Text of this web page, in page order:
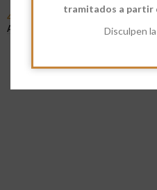
tramitados a partir
Disculpen
4,75
Añadir Al Carrito